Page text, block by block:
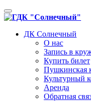
Toggle
navigation
ДК Солнечный
О нас
Запись в
Купить билет
Пушкинская
Культурный
Аренда
Обратная